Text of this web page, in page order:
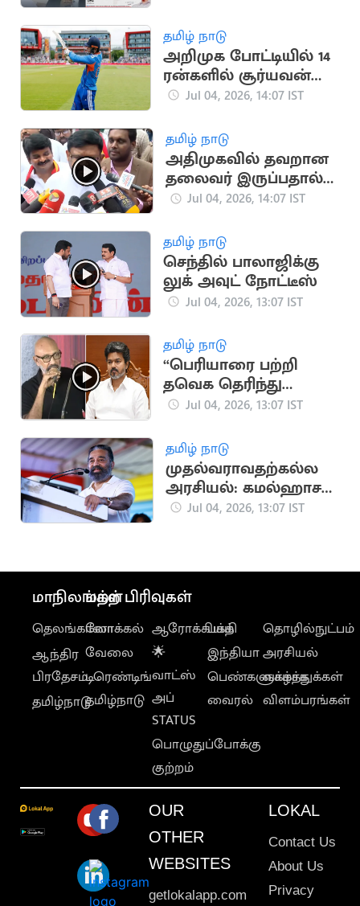
தமிழ் நாடு
அறிமுக போட்டியில் 14
ரன்களில் சூர்யவன்ஷி
ஆட்டமிழப்பு
Jul 04, 2026, 14:07 IST
தமிழ் நாடு
அதிமுகவில் தவறான
தலைவர் இருப்பதால்
விலகினோம் -
Jul 04, 2026, 14:07 IST
தமிழ் நாடு
செந்தில் பாலாஜிக்கு
லுக் அவுட் நோட்டீஸ்
Jul 04, 2026, 13:07 IST
தமிழ் நாடு
“பெரியாரை பற்றி
தவெக தெரிந்து
கொள்ள வேண்டும்”..
அறிவுரை
Jul 04, 2026, 13:07 IST
தமிழ் நாடு
முதல்வராவதற்கல்ல
அரசியல்: கமல்ஹாசன்
பேச்சு
Jul 04, 2026, 13:07 IST
மாநிலங்கள்
தெலங்கானா
ஆந்திர
பிரதேசம்
தமிழ்நாடு
மற்ற பிரிவுகள்
லோக்கல்
வேலை
டிரெண்டிங்
தமிழ்நாடு
ஆரோக்கியம்
🌟
வாட்ஸ்
அப்
STATUS
பொழுதுப்போக்கு
குற்றம்
பக்தி
இந்தியா
பெண்களுக்காக
வைரல்
தொழில்நுட்பம்
அரசியல்
வாழ்த்துக்கள்
விளம்பரங்கள்
OUR
OTHER
WEBSITES
getlokalapp.com
LOKAL
Contact Us
About Us
Privacy